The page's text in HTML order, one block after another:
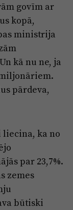
govīm ar
kopā,
ministrija
kā nu ne, ja
pārdeva,
liecina, ka no
par 23,7%.
zemes
būtiski